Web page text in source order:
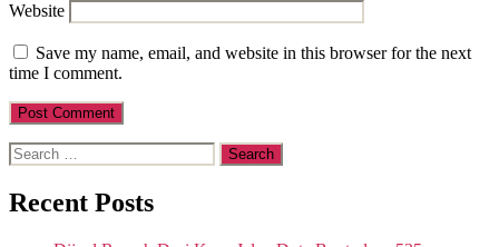
Website
Save my name, email, and website in this browser for the next
time I comment.
Search
for:
Recent Posts